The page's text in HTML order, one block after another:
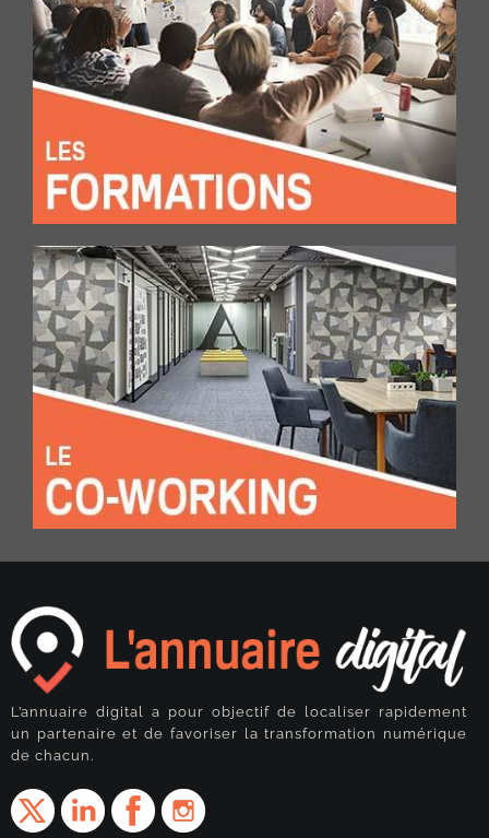
L’annuaire digital a pour objectif de localiser rapidement
un partenaire et de favoriser la transformation numérique
de chacun.